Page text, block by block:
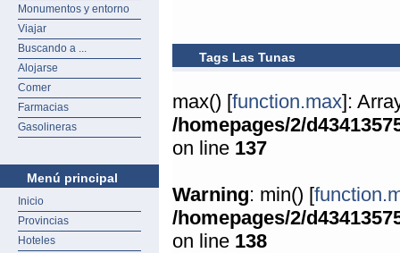
Monumentos y entorno
Viajar
Buscando a ...
Alojarse
Comer
Farmacias
Gasolineras
Menú principal
Inicio
Provincias
Hoteles
Tags Las Tunas
max() [function.max]:
/homepages/2/
on line 137
Warning: min() [
/homepages/2/
on line 138